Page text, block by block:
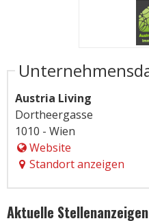
Austria Living
Dortheergasse
1010 - Wien
Website
Standort anzeigen
Aktuelle